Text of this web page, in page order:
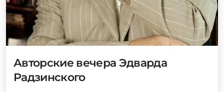
Авторские вечера Эдварда
Радзинского